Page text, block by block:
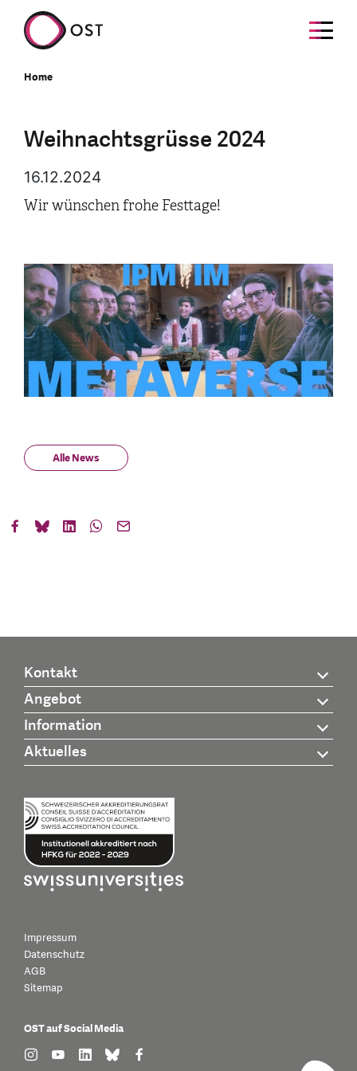
Home
Weihnachtsgrüsse 2024
16.12.2024
Wir wünschen frohe Festtage!
Alle News
Kontakt
Angebot
Information
Aktuelles
Impressum
Datenschutz
AGB
Sitemap
OST auf Social Media
find us on: instagram
find us on: youtube
find us on: linkedin
find us on: bluesky
find us on: facebook